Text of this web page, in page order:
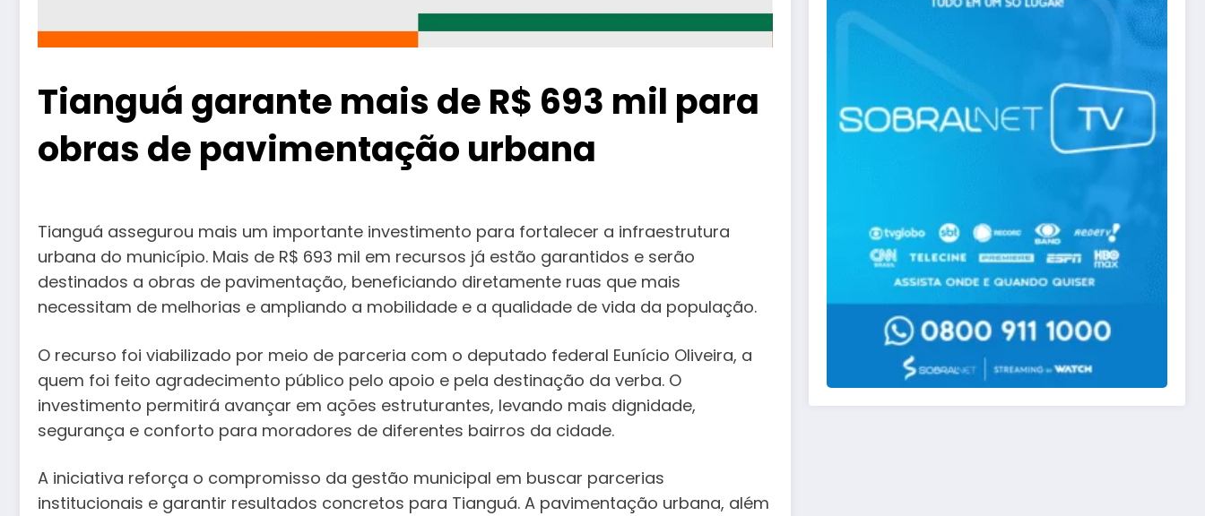
Tianguá garante mais de R$ 693 mil para
obras de pavimentação urbana
Tianguá assegurou mais um importante investimento para fortalecer a infraestrutura
urbana do município. Mais de R$ 693 mil em recursos já estão garantidos e serão
destinados a obras de pavimentação, beneficiando diretamente ruas que mais
necessitam de melhorias e ampliando a mobilidade e a qualidade de vida da população.
O recurso foi viabilizado por meio de parceria com o deputado federal Eunício Oliveira, a
quem foi feito agradecimento público pelo apoio e pela destinação da verba. O
investimento permitirá avançar em ações estruturantes, levando mais dignidade,
segurança e conforto para moradores de diferentes bairros da cidade.
A iniciativa reforça o compromisso da gestão municipal em buscar parcerias
institucionais e garantir resultados concretos para Tianguá. A pavimentação urbana, além